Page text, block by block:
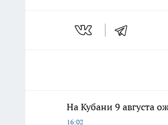
На Кубани 9 августа
16:02